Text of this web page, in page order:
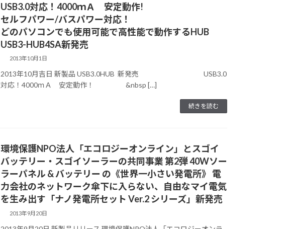
USB3.0対応！4000ｍＡ 安定動作!
セルフパワー/バスパワー対応！
どのパソコンでも使用可能で高性能で動作するHUB
USB3-HUB4SA新発売
2013年10月1日
2013年10月吉日 新製品 USB3.0HUB 新発売 USB3.0
対応！4000ｍＡ 安定動作！ &nbsp […]
続きを読む
環境保護NPO法人「エコロジーオンライン」とスゴイ
バッテリー・スゴイソーラーの共同事業 第2弾 40Wソー
ラーパネル & バッテリー の《世界一小さい発電所》 電
力会社のネットワーク傘下に入らない、自由なマイ電気
を生み出す「ナノ発電所セット Ver.2 シリーズ」新発売
2013年9月20日